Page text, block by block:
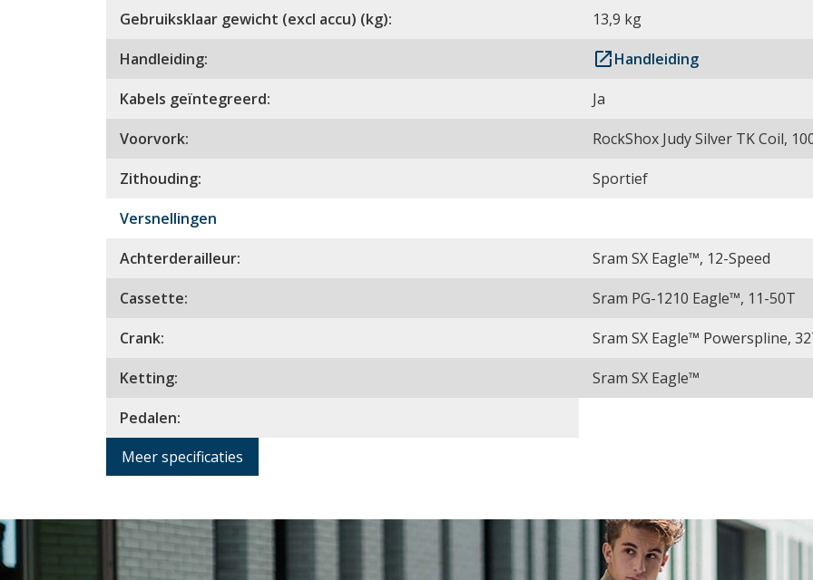
Gebruiksklaar gewicht (excl accu) (kg):
13,9 kg
Handleiding:
launchHandleiding
Kabels geïntegreerd:
Ja
Voorvork:
RockShox Judy Silver TK Coil,
Zithouding:
Sportief
Versnellingen
Achterderailleur:
Sram SX Eagle™, 12-Speed
Cassette:
Sram PG-1210 Eagle™, 11-50T
Crank:
Sram SX Eagle™ Powerspline,
Ketting:
Sram SX Eagle™
Pedalen:
Meer specificaties